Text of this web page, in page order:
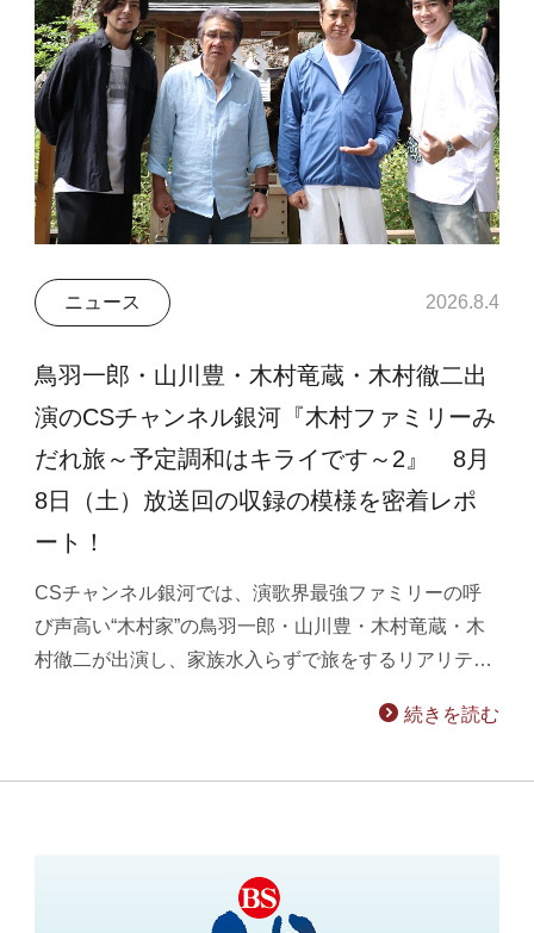
ニュース 2026.8.4
鳥羽一郎・山川豊・木村竜蔵・木村徹二出
演のCSチャンネル銀河『木村ファミリーみ
だれ旅～予定調和はキライです～2』 8月
8日（土）放送回の収録の模様を密着レポ
ート！
CSチャンネル銀河では、演歌界最強ファミリーの呼
び声高い“木村家”の鳥羽一郎・山川豊・木村竜蔵・木
村徹二が出演し、家族水入らずで旅をするリアリテ…
続きを読む